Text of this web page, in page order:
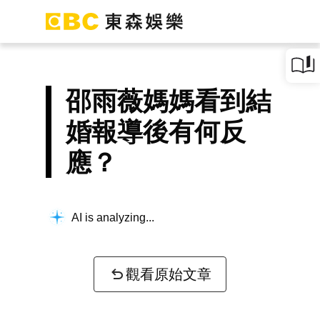
邵雨薇媽媽看到結
婚報導後有何反
應？
AI is analyzing...
觀看原始文章